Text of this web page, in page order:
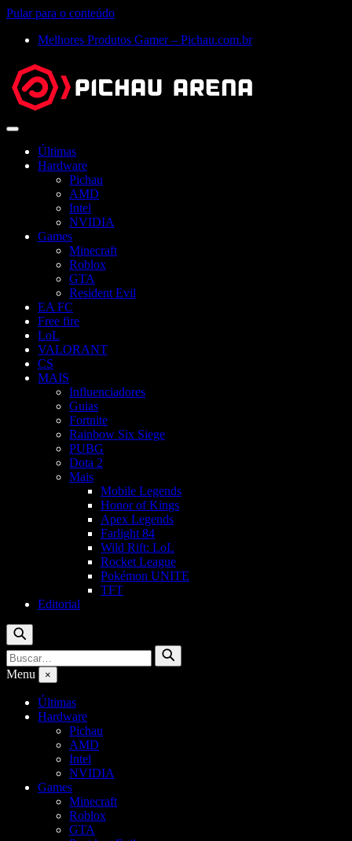
Pular para o conteúdo
Melhores Produtos Gamer – Pichau.com.br
Abrir
Últimas
Hardware
Pichau
AMD
Intel
NVIDIA
Games
Minecraft
Roblox
GTA
Resident Evil
EA FC
Free fire
LoL
VALORANT
CS
MAIS
Influenciadores
Guias
Fortnite
Rainbow Six Siege
PUBG
Dota 2
Mais
Mobile Legends
Honor of Kings
Apex Legends
Farlight 84
Wild Rift: LoL
Rocket League
Pokémon UNITE
TFT
Editorial
Buscar
Buscar
por:
Buscar
Menu ×
Últimas
Hardware
Pichau
AMD
Intel
NVIDIA
Games
Minecraft
Roblox
GTA